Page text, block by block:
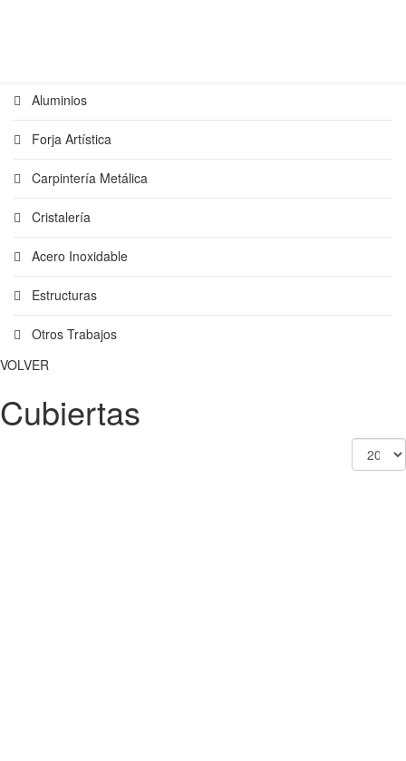
Aluminios
Forja Artística
Carpintería Metálica
Cristalería
Acero Inoxidable
Estructuras
Otros Trabajos
VOLVER
Cubiertas